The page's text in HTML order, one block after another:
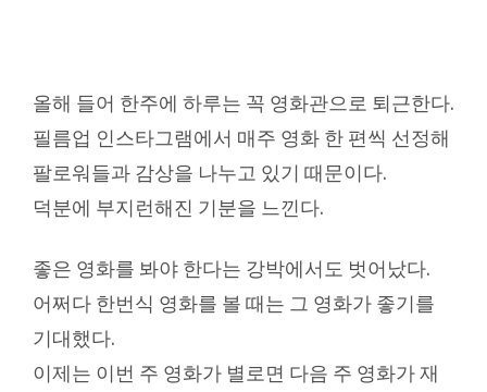
올해 들어 한주에 하루는 꼭 영화관으로 퇴근한다.
필름업 인스타그램에서 매주 영화 한 편씩 선정해
팔로워들과 감상을 나누고 있기 때문이다.
덕분에 부지런해진 기분을 느낀다.
좋은 영화를 봐야 한다는 강박에서도 벗어났다.
어쩌다 한번식 영화를 볼 때는 그 영화가 좋기를
기대했다.
이제는 이번 주 영화가 별로면 다음 주 영화가 재